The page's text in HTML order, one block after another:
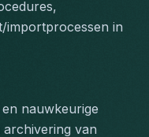
importprocessen in
nauwkeurige
van